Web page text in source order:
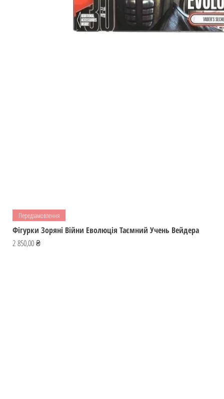
Передзамовлення
Фігурки Зоряні Війни Еволюція Таємний Учень Вейдера
Ціна
2 850,00 ₴